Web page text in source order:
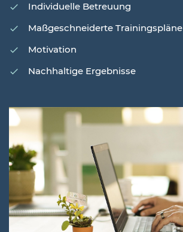
Individuelle Betreuung
Maßgeschneiderte Trainingspläne
Motivation
Nachhaltige Ergebnisse